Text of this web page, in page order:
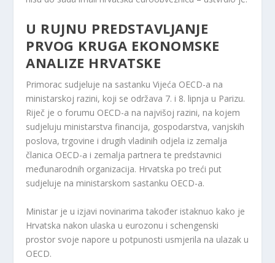
U RUJNU PREDSTAVLJANJE
PRVOG KRUGA EKONOMSKE
ANALIZE HRVATSKE
Primorac sudjeluje na sastanku Vijeća OECD-a na
ministarskoj razini, koji se održava 7. i 8. lipnja u Parizu.
Riječ je o forumu OECD-a na najvišoj razini, na kojem
sudjeluju ministarstva financija, gospodarstva, vanjskih
poslova, trgovine i drugih vladinih odjela iz zemalja
članica OECD-a i zemalja partnera te predstavnici
međunarodnih organizacija. Hrvatska po treći put
sudjeluje na ministarskom sastanku OECD-a.
Ministar je u izjavi novinarima također istaknuo kako je
Hrvatska nakon ulaska u eurozonu i schengenski
prostor svoje napore u potpunosti usmjerila na ulazak u
OECD.